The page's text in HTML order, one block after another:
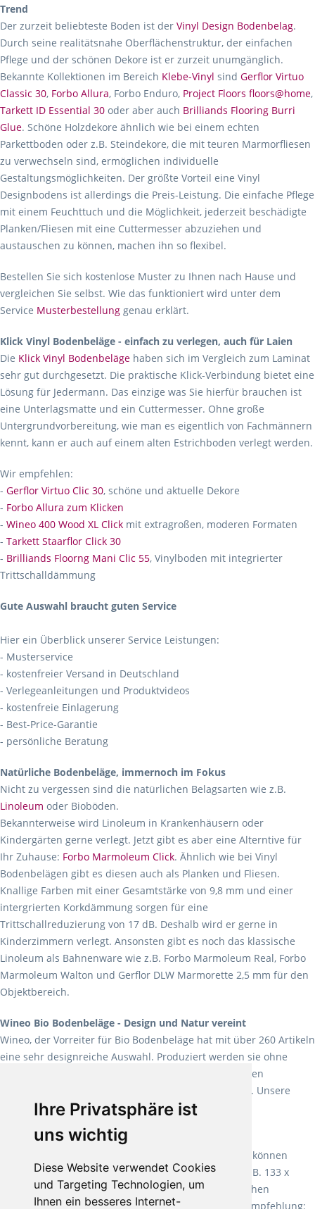
Ihre Privatsphäre ist
uns wichtig
Diese Website verwendet Cookies
und Targeting Technologien, um
Ihnen ein besseres Internet-
Trend
Der zurzeit beliebteste Boden ist der Vinyl Design Bodenbelag.
Durch seine realitätsnahe Oberflächenstruktur, der einfachen
Pflege und der schönen Dekore ist er zurzeit unumgänglich.
Bekannte Kollektionen im Bereich Klebe-Vinyl sind Gerflor Virtuo
Classic 30, Forbo Allura, Forbo Enduro, Project Floors floors@home,
Tarkett ID Essential 30 oder aber auch Brilliands Flooring Burri
Glue. Schöne Holzdekore ähnlich wie bei einem echten
Parkettboden oder z.B. Steindekore, die mit teuren Marmorfliesen
zu verwechseln sind, ermöglichen individuelle
Gestaltungsmöglichkeiten. Der größte Vorteil eine Vinyl
Designbodens ist allerdings die Preis-Leistung. Die einfache Pflege
mit einem Feuchttuch und die Möglichkeit, jederzeit beschädigte
Planken/Fliesen mit eine Cuttermesser abzuziehen und
austauschen zu können, machen ihn so flexibel.
Bestellen Sie sich kostenlose Muster zu Ihnen nach Hause und
vergleichen Sie selbst. Wie das funktioniert wird unter dem
Service Musterbestellung genau erklärt.
Klick Vinyl Bodenbeläge - einfach zu verlegen, auch für Laien
Die Klick Vinyl Bodenbeläge haben sich im Vergleich zum Laminat
sehr gut durchgesetzt. Die praktische Klick-Verbindung bietet eine
Lösung für Jedermann. Das einzige was Sie hierfür brauchen ist
eine Unterlagsmatte und ein Cuttermesser. Ohne große
Untergrundvorbereitung, wie man es eigentlich von Fachmännern
kennt, kann er auch auf einem alten Estrichboden verlegt werden.
Wir empfehlen:
- Gerflor Virtuo Clic 30, schöne und aktuelle Dekore
- Forbo Allura zum Klicken
- Wineo 400 Wood XL Click mit extragroßen, moderen Formaten
- Tarkett Staarflor Click 30
- Brilliands Floorng Mani Clic 55, Vinylboden mit integrierter
Trittschalldämmung
Gute Auswahl braucht guten Service
Hier ein Überblick unserer Service Leistungen:
- Musterservice
- kostenfreier Versand in Deutschland
- Verlegeanleitungen und Produktvideos
- kostenfreie Einlagerung
- Best-Price-Garantie
- persönliche Beratung
Natürliche Bodenbeläge, immernoch im Fokus
Nicht zu vergessen sind die natürlichen Belagsarten wie z.B.
Linoleum oder Bioböden.
Bekannterweise wird Linoleum in Krankenhäusern oder
Kindergärten gerne verlegt. Jetzt gibt es aber eine Alterntive für
Ihr Zuhause: Forbo Marmoleum Click. Ähnlich wie bei Vinyl
Bodenbelägen gibt es diesen auch als Planken und Fliesen.
Knallige Farben mit einer Gesamtstärke von 9,8 mm und einer
intergrierten Korkdämmung sorgen für eine
Trittschallreduzierung von 17 dB. Deshalb wird er gerne in
Kinderzimmern verlegt. Ansonsten gibt es noch das klassische
Linoleum als Bahnenware wie z.B. Forbo Marmoleum Real, Forbo
Marmoleum Walton und Gerflor DLW Marmorette 2,5 mm für den
Objektbereich.
Wineo Bio Bodenbeläge - Design und Natur vereint
Wineo, der Vorreiter für Bio Bodenbeläge hat mit über 260 Artikeln
eine sehr designreiche Auswahl. Produziert werden sie ohne
Weichmacher und Lösungsmittel. Mit allen verfügbaren
Verlegearten ist er für jegliche Bauvorhaben attraktiv. Unsere
Empfehlung:Wineo 1000 Multi Layer XXL.
Teppiche für ein angenehmes Laufgefühl
machen es schon lange vor. Sie können
Teppich in Ihrem gewünschten Sondermaß kaufen, z.B. 133 x
60cm. Vor allem in Schlafzimmern aufgrund der weichen
Oberfläche ein sehr beliebter Zusatzboden. Unsere Empfehlung: